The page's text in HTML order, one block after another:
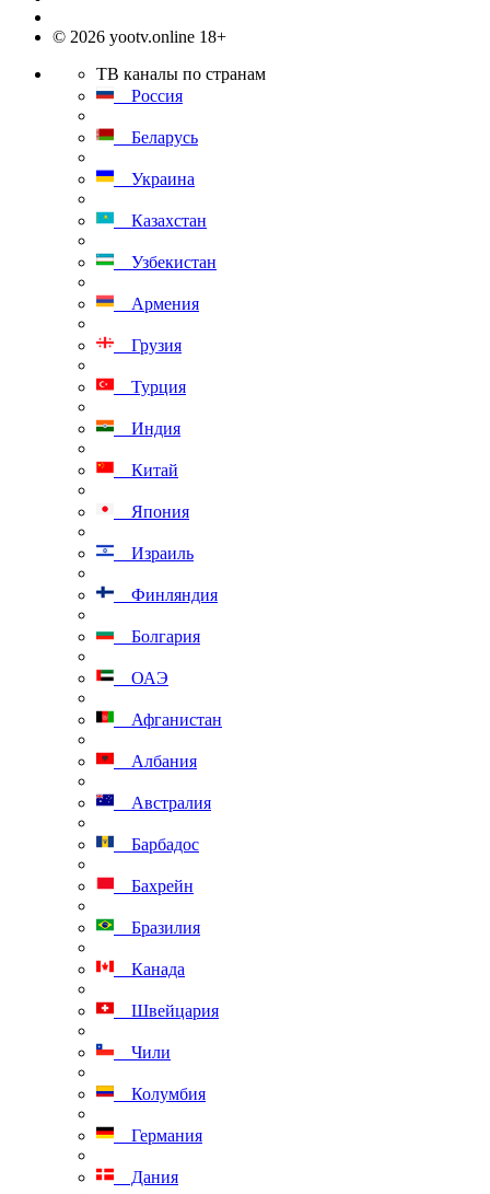
© 2026 yootv.online 18+
ТВ каналы по странам
Россия
Беларусь
Украина
Казахстан
Узбекистан
Армения
Грузия
Турция
Индия
Китай
Япония
Израиль
Финляндия
Болгария
ОАЭ
Афганистан
Албания
Австралия
Барбадос
Бахрейн
Бразилия
Канада
Швейцария
Чили
Колумбия
Германия
Дания